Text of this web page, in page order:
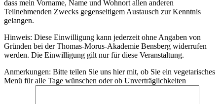
dass mein Vorname, Name und Wohnort allen anderen
Teilnehmenden Zwecks gegenseitigem Austausch zur Kenntnis
gelangen.
Hinweis: Diese Einwilligung kann jederzeit ohne Angaben von
Gründen bei der Thomas-Morus-Akademie Bensberg widerrufen
werden. Die Einwilligung gilt nur für diese Veranstaltung.
Anmerkungen: Bitte teilen Sie uns hier mit, ob Sie ein vegetarisches
Menü für alle Tage wünschen oder ob Unverträglichkeiten